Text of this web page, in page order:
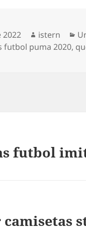
2022 Autor
istern
futbol puma 2020,
futbol